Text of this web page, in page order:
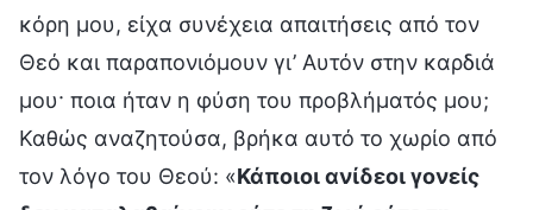
κόρη μου, είχα συνέχεια απαιτήσεις από τον
Θεό και παραπονιόμουν γι’ Αυτόν στην καρδιά
μου· ποια ήταν η φύση του προβλήματός μου;
Καθώς αναζητούσα, βρήκα αυτό το χωρίο από
τον λόγο του Θεού: «Κάποιοι ανίδεοι γονείς